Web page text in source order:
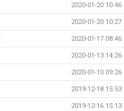
2020-01-20 10:46
2020-01-20 10:27
2020-01-17 08:46
2020-01-13 14:26
2020-01-10 09:26
2019-12-18 15:53
2019-12-16 15:13